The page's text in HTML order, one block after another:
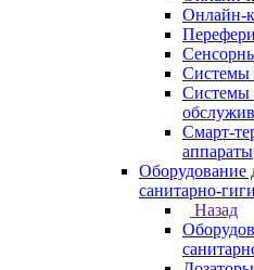
Онлайн-
Системы
Системы
Смарт-
аппараты
Оборудование
санитарно-
Назад